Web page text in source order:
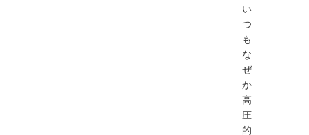
い
つ
も
な
ぜ
か
高
圧
的